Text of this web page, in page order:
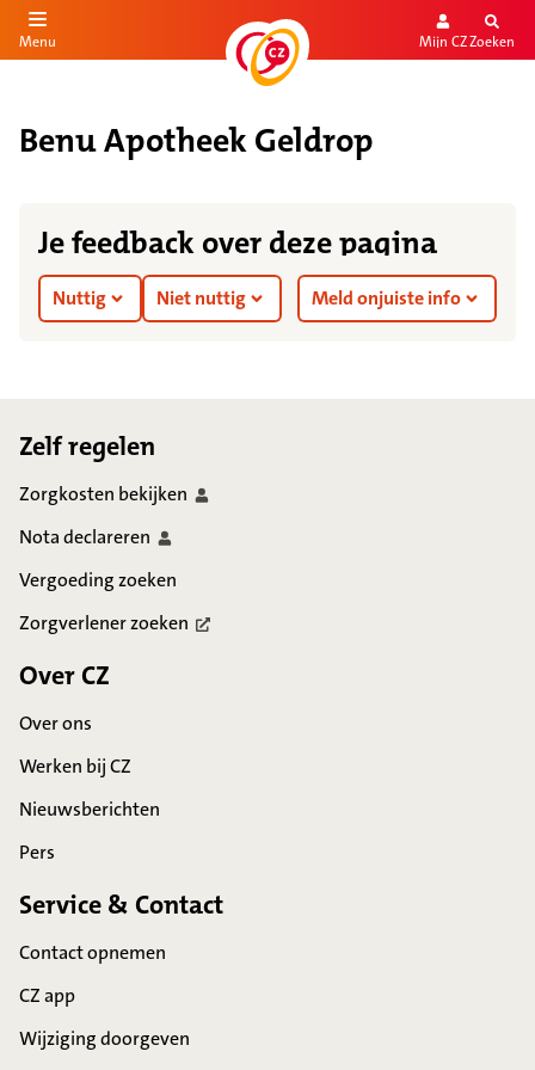
de inhoud
Menu Mijn CZZoeken
Benu Apotheek Geldrop
Je feedback over deze pagina
Nuttig Niet nuttig Meld onjuiste info
Zelf regelen
Zorgkosten bekijken
Notadeclareren
Vergoeding zoeken
Zorgverlenerzoeken
Over CZ
Over ons
Werken bij CZ
Nieuwsberichten
Pers
Service & Contact
Contact opnemen
CZ app
Wijziging doorgeven